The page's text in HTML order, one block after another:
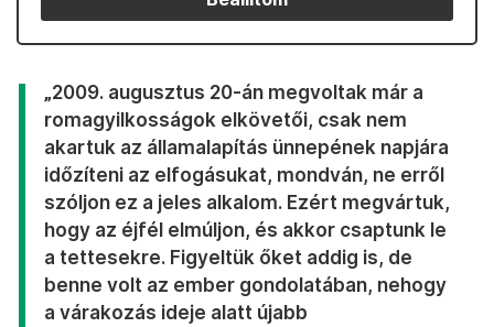
„2009. augusztus 20-án megvoltak már a
romagyilkosságok elkövetői, csak nem
akartuk az államalapítás ünnepének napjára
időzíteni az elfogásukat, mondván, ne erről
szóljon ez a jeles alkalom. Ezért megvártuk,
hogy az éjfél elmúljon, és akkor csaptunk le
a tettesekre. Figyeltük őket addig is, de
benne volt az ember gondolatában, nehogy
a várakozás ideje alatt újabb